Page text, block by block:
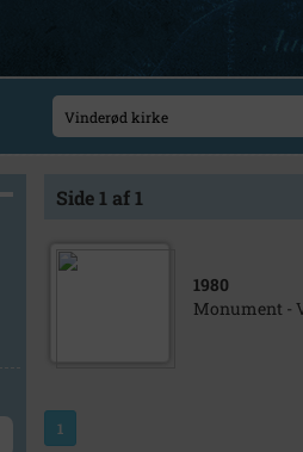
Side 1 af 1
1980
Monument -
1